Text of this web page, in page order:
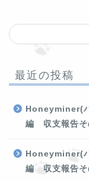
最近の投稿
Honeyminer(
編 収支報告そ
Honeyminer(
編 収支報告そ